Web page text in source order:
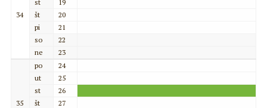
34
st
19
št
20
pi
21
so
22
ne
23
35
po
24
ut
25
st
26
št
27